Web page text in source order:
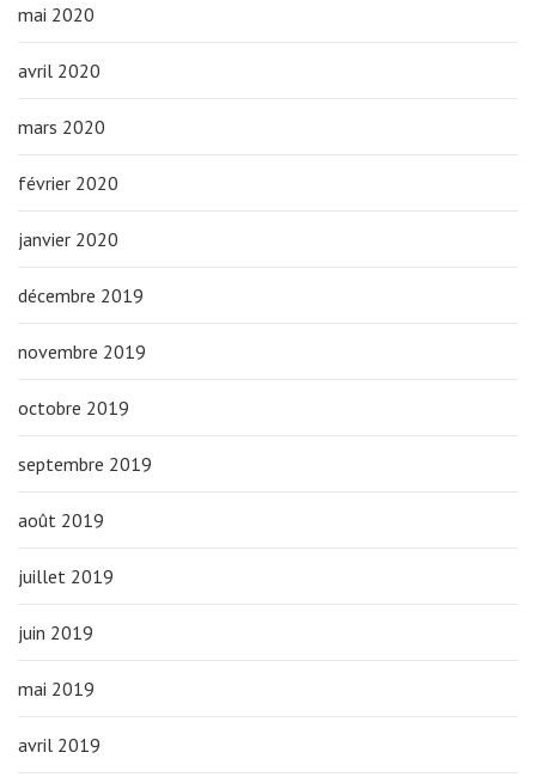
mai 2020
avril 2020
mars 2020
février 2020
janvier 2020
décembre 2019
novembre 2019
octobre 2019
septembre 2019
août 2019
juillet 2019
juin 2019
mai 2019
avril 2019